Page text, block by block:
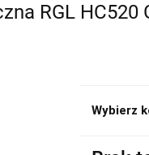
RGL
Wybierz